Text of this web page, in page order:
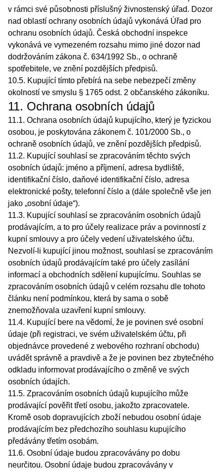
v rámci své působnosti příslušný živnostenský úřad. Dozor
nad oblastí ochrany osobních údajů vykonává Úřad pro
ochranu osobních údajů. Česká obchodní inspekce
vykonává ve vymezeném rozsahu mimo jiné dozor nad
dodržováním zákona č. 634/1992 Sb., o ochraně
spotřebitele, ve znění pozdějších předpisů.
10.5. Kupující tímto přebírá na sebe nebezpečí změny
okolností ve smyslu § 1765 odst. 2 občanského zákoníku.
11. Ochrana osobních údajů
11.1. Ochrana osobních údajů kupujícího, který je fyzickou
osobou, je poskytována zákonem č. 101/2000 Sb., o
ochraně osobních údajů, ve znění pozdějších předpisů.
11.2. Kupující souhlasí se zpracováním těchto svých
osobních údajů: jméno a příjmení, adresa bydliště,
identifikační číslo, daňové identifikační číslo, adresa
elektronické pošty, telefonní číslo a (dále společně vše jen
jako „osobní údaje“).
11.3. Kupující souhlasí se zpracováním osobních údajů
prodávajícím, a to pro účely realizace práv a povinností z
kupní smlouvy a pro účely vedení uživatelského účtu.
Nezvolí-li kupující jinou možnost, souhlasí se zpracováním
osobních údajů prodávajícím také pro účely zasílání
informací a obchodních sdělení kupujícímu. Souhlas se
zpracováním osobních údajů v celém rozsahu dle tohoto
článku není podmínkou, která by sama o sobě
znemožňovala uzavření kupní smlouvy.
11.4. Kupující bere na vědomí, že je povinen své osobní
údaje (při registraci, ve svém uživatelském účtu, při
objednávce provedené z webového rozhraní obchodu)
uvádět správně a pravdivě a že je povinen bez zbytečného
odkladu informovat prodávajícího o změně ve svých
osobních údajích.
11.5. Zpracováním osobních údajů kupujícího může
prodávající pověřit třetí osobu, jakožto zpracovatele.
Kromě osob dopravujících zboží nebudou osobní údaje
prodávajícím bez předchozího souhlasu kupujícího
předávány třetím osobám.
11.6. Osobní údaje budou zpracovávány po dobu
neurčitou. Osobní údaje budou zpracovávány v